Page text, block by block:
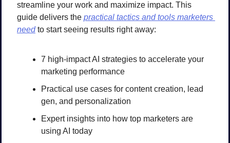
streamline your work and maximize impact. This
guide delivers the practical tactics and tools marketers
need to start seeing results right away:
7 high-impact AI strategies to accelerate your
marketing performance
Practical use cases for content creation, lead
gen, and personalization
Expert insights into how top marketers are
using AI today